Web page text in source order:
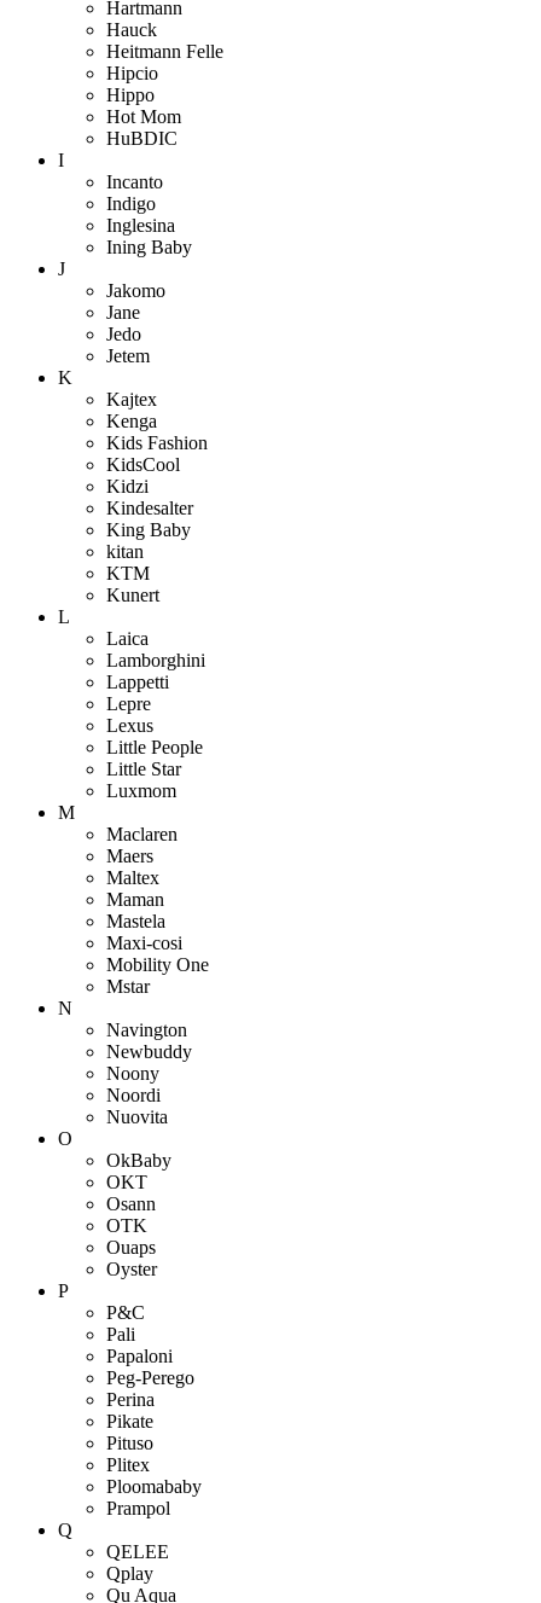
Hartmann
Hauck
Heitmann Felle
Hipcio
Hippo
Hot Mom
HuBDIC
I
Incanto
Indigo
Inglesina
Ining Baby
J
Jakomo
Jane
Jedo
Jetem
K
Kajtex
Kenga
Kids Fashion
KidsCool
Kidzi
Kindesalter
King Baby
kitan
KTM
Kunert
L
Laica
Lamborghini
Lappetti
Lepre
Lexus
Little People
Little Star
Luxmom
M
Maclaren
Maers
Maltex
Maman
Mastela
Maxi-cosi
Mobility One
Mstar
N
Navington
Newbuddy
Noony
Noordi
Nuovita
O
OkBaby
OKT
Osann
OTK
Ouaps
Oyster
P
P&C
Pali
Papaloni
Peg-Perego
Perina
Pikate
Pituso
Plitex
Ploomababy
Prampol
Q
QELEE
Qplay
Qu Aqua